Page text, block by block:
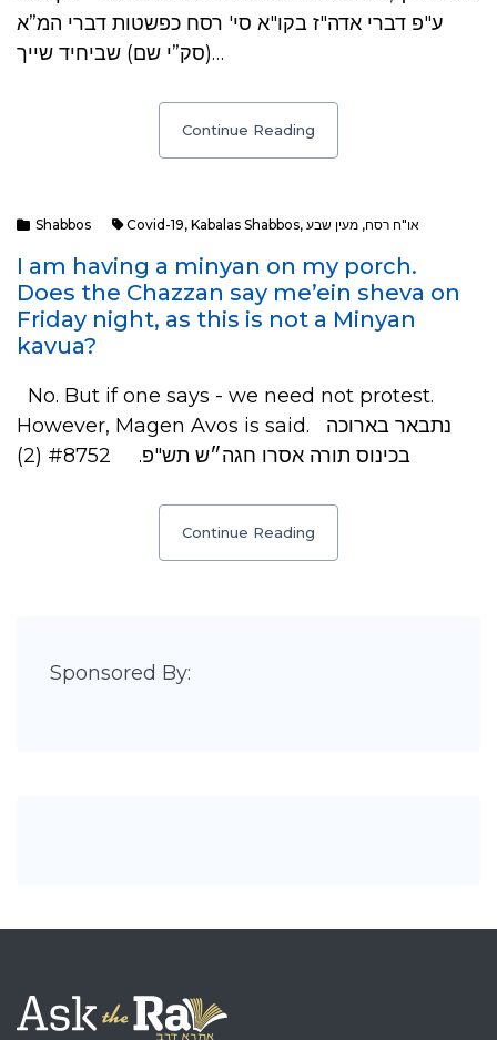
ע"פ דברי אדה"ז בקו"א סי' רסח כפשטות דברי המ”א
(סק”י שם) שביחיד שייך…
Continue Reading
Shabbos Covid-19, Kabalas Shabbos, או"ח רסח, מעין שבע
I am having a minyan on my porch.
Does the Chazzan say me’ein sheva on
Friday night, as this is not a Minyan
kavua?
No. But if one says - we need not protest.
However, Magen Avos is said. נתבאר בארוכה
בכינוס תורה אסרו חגה״ש תש"פ. #8752 (2)
Continue Reading
Sponsored By: